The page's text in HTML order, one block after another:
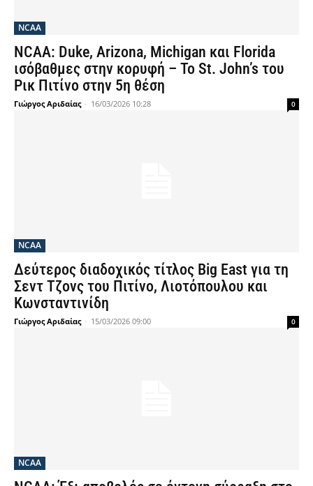
NCAA
NCAA: Duke, Arizona, Michigan και Florida
ισόβαθμες στην κορυφή – Το St. John’s του
Ρικ Πιτίνο στην 5η θέση
Γιώργος Αριδαίας - 16/03/2026 10:28 0
NCAA
Δεύτερος διαδοχικός τίτλος Big East για τη
Σεντ Τζονς του Πιτίνο, Λιοτόπουλου και
Κωνσταντινίδη
Γιώργος Αριδαίας - 15/03/2026 09:00 0
NCAA